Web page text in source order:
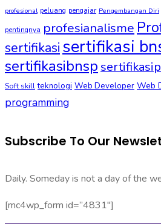
profesional peluang pengajar Pengembangan Diri
pentingnya profesianalisme
sertifikasi sertifikasi
sertifikasibnsp
Soft skill teknologi Web Developer Web
programming
Subscribe To Our
Daily. Someday is not a day of the
[mc4wp_form id=”4831″]